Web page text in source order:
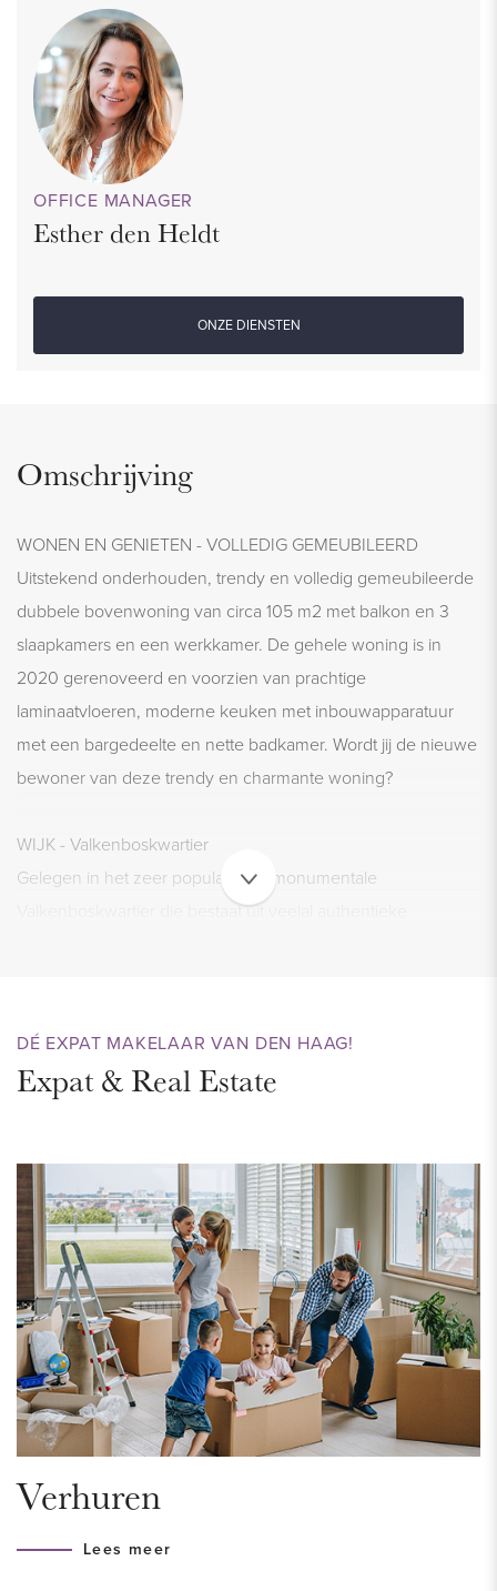
OFFICE MANAGER
Esther den Heldt
ONZE DIENSTEN
Omschrijving
WONEN EN GENIETEN - VOLLEDIG GEMEUBILEERD
Uitstekend onderhouden, trendy en volledig gemeubileerde
dubbele bovenwoning van circa 105 m2 met balkon en 3
slaapkamers en een werkkamer. De gehele woning is in
2020 gerenoveerd en voorzien van prachtige
laminaatvloeren, moderne keuken met inbouwapparatuur
met een bargedeelte en nette badkamer. Wordt jij de nieuwe
bewoner van deze trendy en charmante woning?
WIJK - Valkenboskwartier
Gelegen in het zeer populaire en monumentale
Valkenboskwartier die bestaat uit veelal authentieke
loopafstand, ideaal voor de boodschappen.
Binnen 10 minuten fietsen sta je in hartje stad waar zich alle
openbaar vervoer is ook gunstig gelegen.
BEREIKBAARHEID
De locatie is zeer goed te noemen. Het oude centrum van
Den Haag is per fiets binnen 15 minuten te bereiken, hier
vind je de musea, theaters, bioscopen, grote winkelstraat met
talloze leuke winkels, veel restaurants en het bruisende
nachtleven. Ook het Scheveningen is makkelijk met de fiets
of met de tram te bereiken. Het openbaar vervoer is in Den
hoek een tram of bus die je die je snel naar Centraal brengt,
vanuit daar is de hele stad bereikbaar. Gunstig gelegen t.o.v.
DÉ EXPAT MAKELAAR VAN DEN HAAG!
Expat & Real Estate
Verhuren
Lees meer